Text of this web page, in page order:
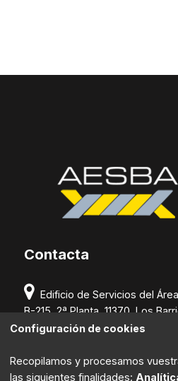
Contacta
Edificio de Servicios del
B-215, 2ª Planta. 11370. Los
(+34) 956 631 586
secretaria@aesba.com
Configuración de cookies
Recopilamos y procesamos
las siguientes finalidades: